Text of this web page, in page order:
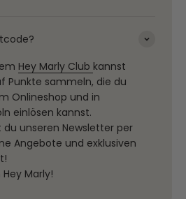
Hey Marly Club kannst
Punkte sammeln, die du
Onlineshop und in
einlösen kannst.
unseren Newsletter per
Angebote und exklusiven
Marly!